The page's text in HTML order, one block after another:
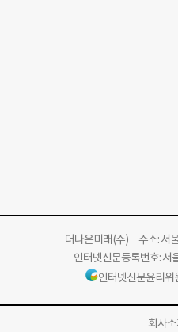
더나은미래(주)주소: 서울
인터넷신문등록번호:
인터넷신문윤리위
회사소